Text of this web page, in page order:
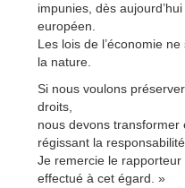
impunies, dès
européen.
Les lois de l’économie
la nature.
Si nous voulons
droits,
nous devons
régissant la
Je remercie le
effectué à cet égard. »